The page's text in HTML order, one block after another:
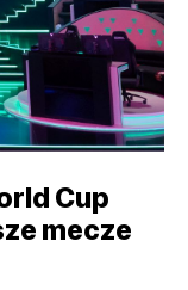
Cup
mecze